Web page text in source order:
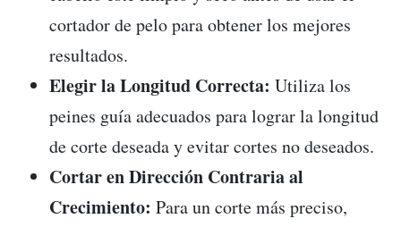
cortador de pelo para obtener los mejores
resultados.
Elegir la Longitud Correcta: Utiliza los
peines guía adecuados para lograr la longitud
de corte deseada y evitar cortes no deseados.
Cortar en Dirección Contraria al
Crecimiento: Para un corte más preciso,